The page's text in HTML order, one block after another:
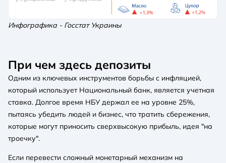
Инфографика - Госстат Украины
При чем здесь депозиты
Одним из ключевых инструментов борьбы с инфляцией,
который использует Национальный банк, является учетная
ставка. Долгое время НБУ держал ее на уровне 25%,
пытаясь убедить людей и бизнес, что тратить сбережения,
которые могут приносить сверхвысокую прибыль, идея "на
троечку".
Если перевести сложный монетарный механизм на